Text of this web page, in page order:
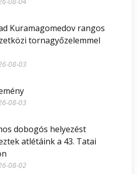
Kuramagomedov rangos
tornagyőzelemmel
08-03
08-03
dobogós helyezést
atlétáink a 43. Tatai
08-02